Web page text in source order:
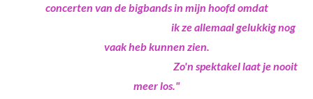
concerten van de bigbands in mijn hoofd omdat
ik ze allemaal gelukkig nog
vaak heb kunnen zien.
Zo'n spektakel laat je nooit
meer los."